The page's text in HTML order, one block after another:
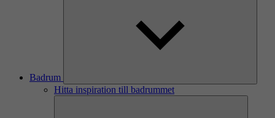
Badrum
Hitta inspiration till badrummet